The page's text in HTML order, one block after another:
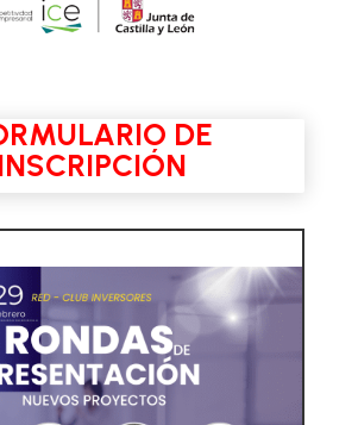
DE
INSCRIPCIÓN